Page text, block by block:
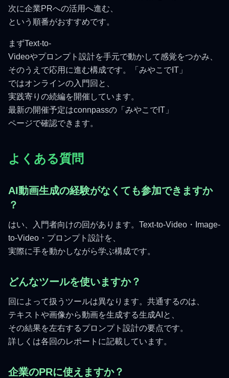
次に企業PRへの活用へ進む、
という順番がおすすめです。
まずText-to-
Videoやプロンプト設計を手元で動かして感覚をつかみ、
そのうえで応用に進む構成です。「みやこでIT」
ではオンラインの入門回と、
実践寄りの続編を開催しています。
最新の開催予定はconnpassの「みやこでIT」
ページで確認できます。
よくある質問
AI動画生成の経験がなくても参加できますか
？
はい、入門者向けの回があります。Text-to-Video・Image-
to-Video・プロンプト設計を、
実際に手を動かしながら学ぶ構成です。
どんなツールを使いますか？
回によって扱うツールは異なります。共通するのは、
テキストや画像から動画を生成する生成AIと、
その結果を左右するプロンプト設計の要点です。
詳しくは各回のレポートに記載しています。
企業のPRに使えますか？